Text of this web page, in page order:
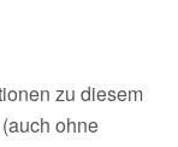
zu diesem
ohne